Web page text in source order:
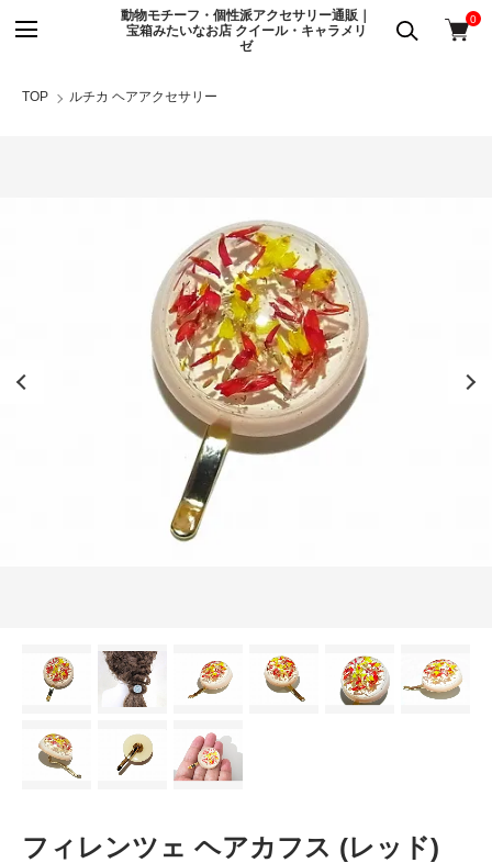
動物モチーフ・個性派アクセサリー通販｜
宝箱みたいなお店 クイール・キャラメリ
ゼ
0
TOP ルチカ ヘアアクセサリー
フィレンツェ ヘアカフス (レッド)